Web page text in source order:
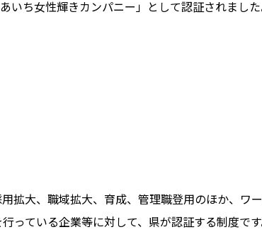
ち女性輝きカンパニー」として認証されました
大、職域拡大、育成、管理職登用のほか、ワ
ている企業等に対して、県が認証する制度です